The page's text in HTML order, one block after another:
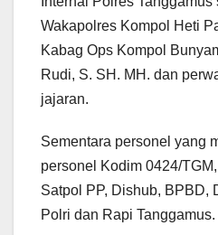
Wakapolres Kompol Heti
Kabag Ops Kompol
Rudi, S. SH. MH. dan
jajaran.
Sementara personel yang
personel Kodim 0424/
Satpol PP, Dishub, BPBD,
Polri dan Rapi Tanggamus.